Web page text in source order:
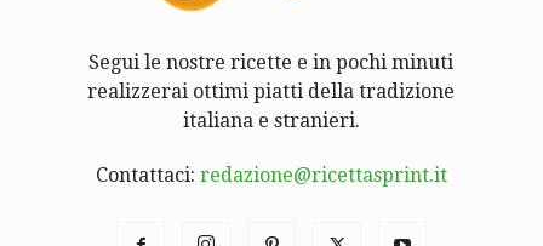
Segui le nostre ricette e in pochi minuti
realizzerai ottimi piatti della tradizione
italiana e stranieri.
Contattaci: redazione@ricettasprint.it